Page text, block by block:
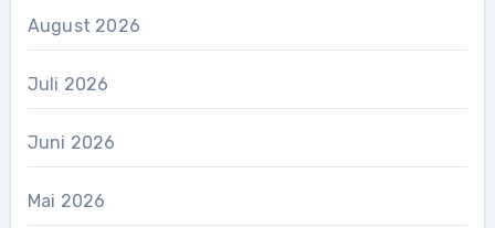
August 2026
Juli 2026
Juni 2026
Mai 2026